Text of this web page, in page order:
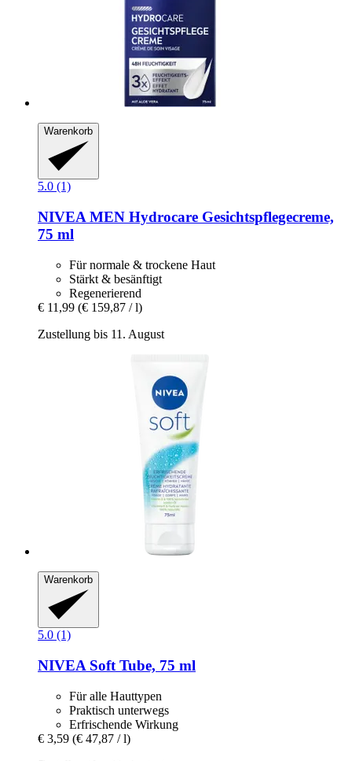
Warenkorb
5.0 (1)
NIVEA MEN Hydrocare Gesichtspflegecreme,
75 ml
Für normale & trockene Haut
Stärkt & besänftigt
Regenerierend
€ 11,99 (€ 159,87 / l)
Zustellung bis 11. August
Warenkorb
5.0 (1)
NIVEA Soft Tube, 75 ml
Für alle Hauttypen
Praktisch unterwegs
Erfrischende Wirkung
€ 3,59 (€ 47,87 / l)